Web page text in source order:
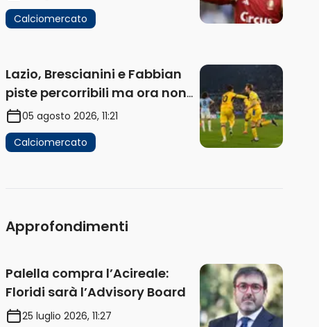
Calciomercato
Lazio, Brescianini e Fabbian
piste percorribili ma ora non
sono la priorità
05 agosto 2026, 11:21
Calciomercato
Approfondimenti
Palella compra l’Acireale:
Floridi sarà l’Advisory Board
25 luglio 2026, 11:27